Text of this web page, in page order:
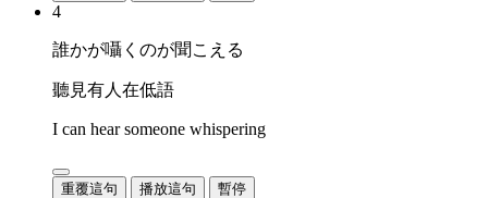
4
誰かが囁くのが聞こえる
聽見有人在低語
I can hear someone whispering
重覆這句 播放這句 暫停